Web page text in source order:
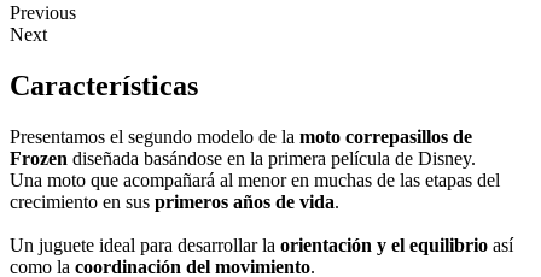
Previous
Next
Características
Presentamos el segundo modelo de la moto correpasillos de
Frozen diseñada basándose en la primera película de Disney.
Una moto que acompañará al menor en muchas de las etapas del
crecimiento en sus primeros años de vida.
Un juguete ideal para desarrollar la orientación y el equilibrio así
como la coordinación del movimiento.